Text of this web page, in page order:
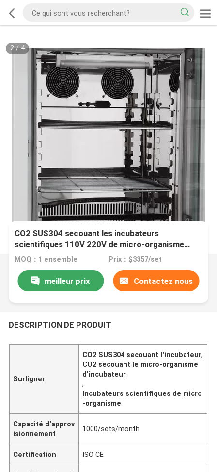
2/4
CO2 SUS304 secouant les incubateurs
scientifiques 110V 220V de micro-organisme
d'incubateur
MOQ：1 ensemble Prix：$3357/set
meilleur prix Contactez nous
DESCRIPTION DE PRODUIT
Surligner:
CO2 SUS304 secouant l'incubateur,
CO2 secouant le micro-organisme
d'incubateur
,
Incubateurs scientifiques de micro
-organisme
Capacité d'approv
isionnement
1000/sets/month
Certification ISO CE